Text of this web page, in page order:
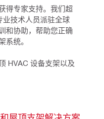
得专家支持。我们超
业技术人员派驻全球
和协助，帮助您正确
系统。
HVAC 设备支架以及